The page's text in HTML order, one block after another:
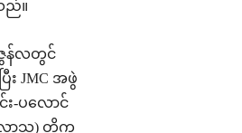
။
ဇွန်လတွင်
JMC အဖွဲ
-ပလောင်